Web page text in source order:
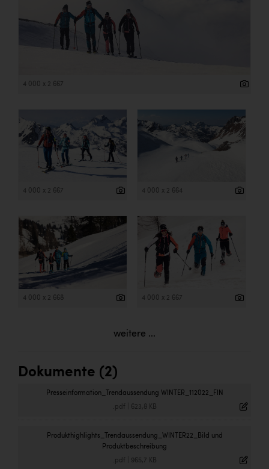
4 000 x 2 667
4 000 x 2 667 4 000 x 2 664
4 000 x 2 668 4 000 x 2 667
weitere ...
Dokumente (2)
Presseinformation_Trendaussendung WINTER_112022_FIN
.pdf 623,8 KB
Produkthighlights_Trendaussendung_WINTER22_Bild und
Produktbeschreibung
.pdf 965,7 KB